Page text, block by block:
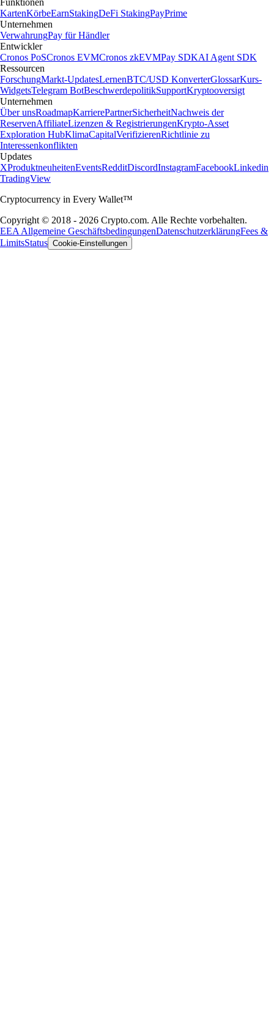
Funktionen
KartenKörbeEarnStakingDeFi StakingPayPrime
Unternehmen
VerwahrungPay für Händler
Entwickler
Cronos PoSCronos EVMCronos zkEVMPay SDKAI Agent SDK
Ressourcen
ForschungMarkt-UpdatesLernenBTC/USD KonverterGlossarKurs-
WidgetsTelegram BotBeschwerdepolitikSupportKryptooversigt
Unternehmen
Über unsRoadmapKarrierePartnerSicherheitNachweis der
ReservenAffiliateLizenzen & RegistrierungenKrypto-Asset
Exploration HubKlimaCapitalVerifizierenRichtlinie zu
Interessenkonflikten
Updates
XProduktneuheitenEventsRedditDiscordInstagramFacebookLinkedin
TradingView
Cryptocurrency in Every Wallet™
Copyright © 2018 - 2026 Crypto.com. Alle Rechte vorbehalten.
EEA Allgemeine GeschäftsbedingungenDatenschutzerklärungFees &
LimitsStatus Cookie-Einstellungen